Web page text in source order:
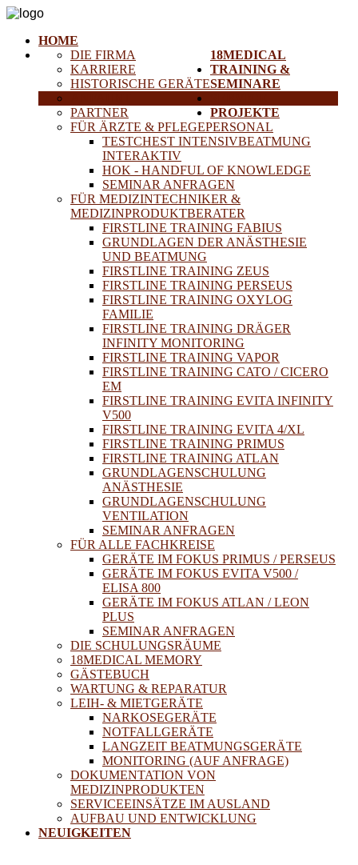
HOME
18MEDICAL
DIE FIRMA
KARRIERE
HISTORISCHE GERÄTE
PARTNER
TRAINING &
SEMINARE
FÜR ÄRZTE & PFLEGEPERSONAL
TESTCHEST INTENSIVBEATMUNG
INTERAKTIV
HOK - HANDFUL OF KNOWLEDGE
SEMINAR ANFRAGEN
FÜR MEDIZINTECHNIKER &
MEDIZINPRODUKTBERATER
FIRSTLINE TRAINING FABIUS
GRUNDLAGEN DER ANÄSTHESIE
UND BEATMUNG
FIRSTLINE TRAINING ZEUS
FIRSTLINE TRAINING PERSEUS
FIRSTLINE TRAINING OXYLOG
FAMILIE
FIRSTLINE TRAINING DRÄGER
INFINITY MONITORING
FIRSTLINE TRAINING VAPOR
FIRSTLINE TRAINING CATO / CICERO
EM
FIRSTLINE TRAINING EVITA INFINITY
V500
FIRSTLINE TRAINING EVITA 4/XL
FIRSTLINE TRAINING PRIMUS
FIRSTLINE TRAINING ATLAN
GRUNDLAGENSCHULUNG
ANÄSTHESIE
GRUNDLAGENSCHULUNG
VENTILATION
SEMINAR ANFRAGEN
FÜR ALLE FACHKREISE
GERÄTE IM FOKUS PRIMUS / PERSEUS
GERÄTE IM FOKUS EVITA V500 /
ELISA 800
GERÄTE IM FOKUS ATLAN / LEON
PLUS
SEMINAR ANFRAGEN
DIE SCHULUNGSRÄUME
18MEDICAL MEMORY
GÄSTEBUCH
WARTUNG & REPARATUR
LEIH- & MIETGERÄTE
NARKOSEGERÄTE
NOTFALLGERÄTE
LANGZEIT BEATMUNGSGERÄTE
MONITORING (AUF ANFRAGE)
DOKUMENTATION VON
MEDIZINPRODUKTEN
PROJEKTE
SERVICEEINSÄTZE IM AUSLAND
AUFBAU UND ENTWICKLUNG
NEUIGKEITEN